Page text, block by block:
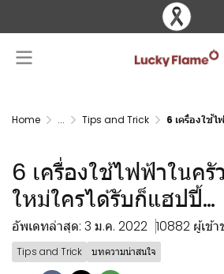
Home ... Tips and Trick 6 เครื่องใช้ไฟฟ้าใ
6 เครื่องใช้ไฟฟ้าในค
ใหม่ใครได้รับก็แฮปปี้…
อัพเดทล่าสุด: 3 ม.ค. 2022 10882 ผู้เข้า
Tips and Trick บทความน่าสนใจ